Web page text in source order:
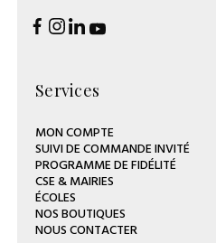
Services
MON COMPTE
SUIVI DE COMMANDE INVITÉ
PROGRAMME DE FIDÉLITÉ
CSE & MAIRIES
ÉCOLES
NOS BOUTIQUES
NOUS CONTACTER